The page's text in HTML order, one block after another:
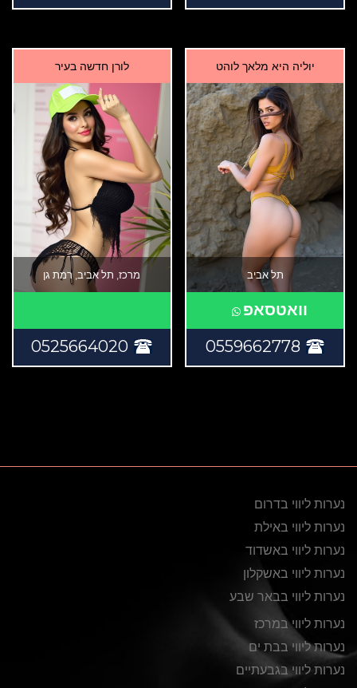
יוליה היא מלאך לוהט
תל אביב
וואטסאפ
0559662778
לורן חדשה בעיר
מרכז, תל אביב, רמת גן
0525664020
נערות ליווי בדרום
נערות ליווי באילת
נערות ליווי באשדוד
נערות ליווי באשקלון
נערות ליווי בבאר שבע
נערות ליווי במרכז
נערות ליווי בבת ים
נערות ליווי בגבעתיים